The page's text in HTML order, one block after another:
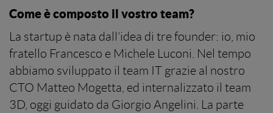
Come è composto il vostro team?
La startup è nata dall’idea di tre founder: io, mio
fratello Francesco e Michele Luconi. Nel tempo
abbiamo sviluppato il team IT grazie al nostro
CTO Matteo Mogetta, ed internalizzato il team
3D, oggi guidato da Giorgio Angelini. La parte